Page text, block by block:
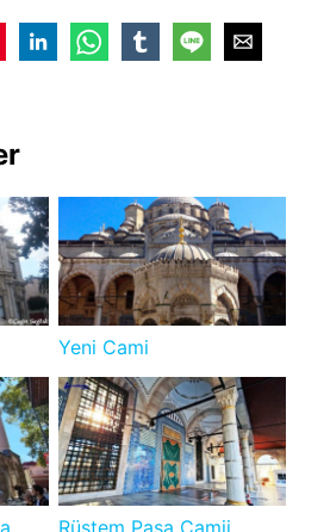
Yeni Cami